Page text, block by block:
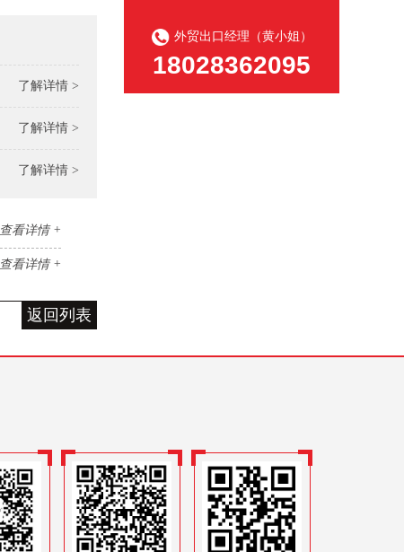
了解详情 >
了解详情 >
了解详情 >
查看详情 +
查看详情 +
返回列表
外贸出口经理（黄小姐）
18028362095